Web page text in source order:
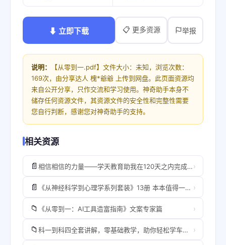
⬇ 立即下载 📋 更多资源 举报
说明：
【从零到一.pdf】文件大小：未知，浏览次数：
169次，由分享达人 槐*爺爺 上传到网盘。此页面资源均
来自公开分享，只作交流和学习使用。神奇助手本身不
储存任何资源文件，其资源文件的安全性和完整性需要
您自行判断，感谢您对神奇助手的支持。
相关资源
📄 相信相信的力量——学天教育助我在120天之内完成从零起点到一次性四门全部通过一级建造师考试V2.pdf›
📄 《从神经科学到心理学系列套装》13册 本本值得一读[pdf] ›
📁 《从零到一：AI工具造富指南》文案专家篇 ›
📁 科一到科四全套讲解，零基础教学，助你轻松学车考驾照 ›